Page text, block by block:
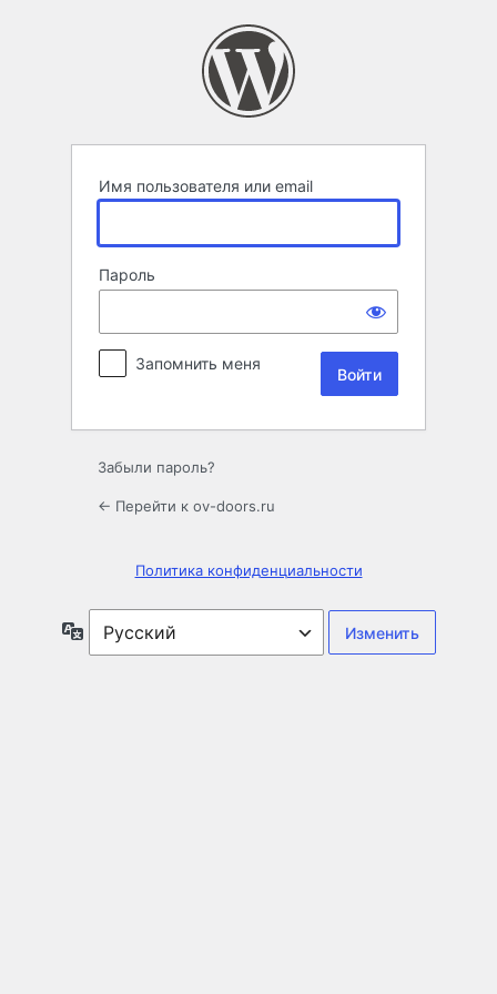
Имя пользователя или email
Пароль
Запомнить меня
Забыли пароль?
← Перейти к ov-doors.ru
Политика конфиденциальности
Язык